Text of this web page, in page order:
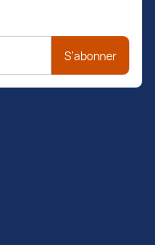
S'abonner